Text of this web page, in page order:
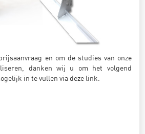
en om de studies van onze
danken wij u om het volgend
in te vullen via deze link.